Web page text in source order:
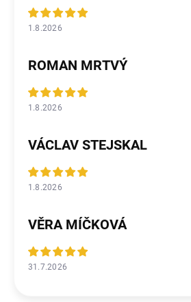
1.8.2026
ROMAN MRTVÝ
1.8.2026
VÁCLAV STEJSKAL
1.8.2026
VĚRA MÍČKOVÁ
31.7.2026